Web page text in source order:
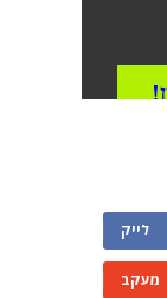
לייק
מעקב